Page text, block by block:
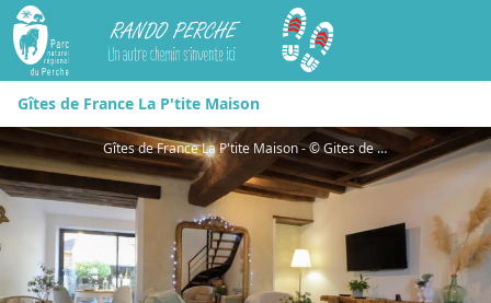
Rando Perche
Gîtes de France La P'tite Maison
Gîtes de France La P'tite Maison - © Gites de France Orne